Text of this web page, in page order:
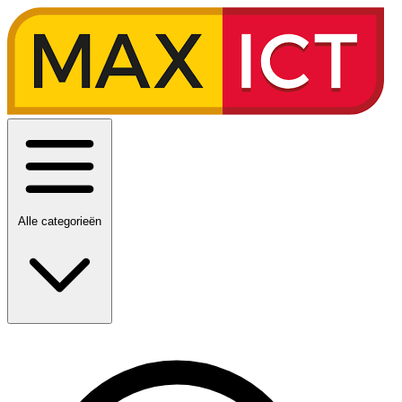
Alle categorieën